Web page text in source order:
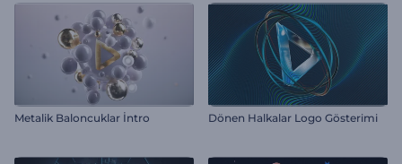
Metalik Baloncuklar İntro Dönen Halkalar Logo Gösterimi